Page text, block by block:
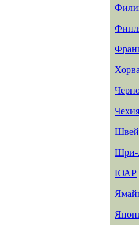
Чехия
Шри-
ЮАР